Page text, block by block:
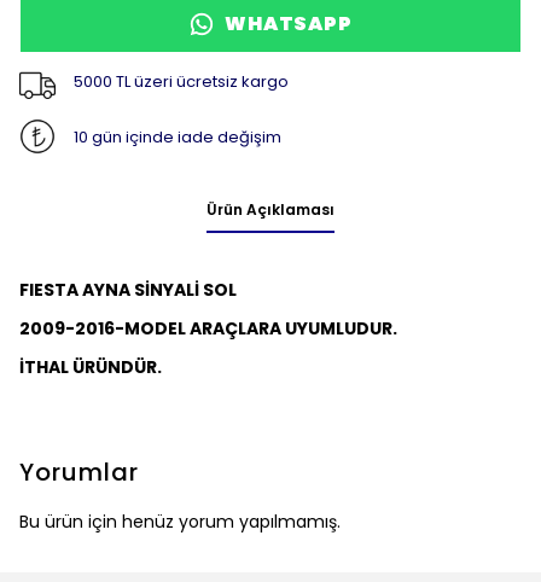
WHATSAPP
5000 TL üzeri ücretsiz kargo
10 gün içinde iade değişim
Ürün Açıklaması
FIESTA AYNA SİNYALİ SOL
2009-2016-MODEL ARAÇLARA UYUMLUDUR.
İTHAL ÜRÜNDÜR.
Yorumlar
Bu ürün için henüz yorum yapılmamış.